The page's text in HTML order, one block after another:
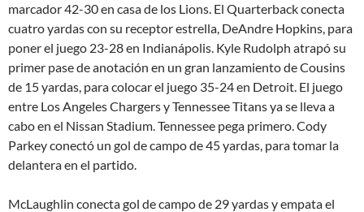
marcador 42-30 en casa de los Lions. El Quarterback conecta
cuatro yardas con su receptor estrella, DeAndre Hopkins, para
poner el juego 23-28 en Indianápolis. Kyle Rudolph atrapó su
primer pase de anotación en un gran lanzamiento de Cousins
de 15 yardas, para colocar el juego 35-24 en Detroit. El juego
entre Los Angeles Chargers y Tennessee Titans ya se lleva a
cabo en el Nissan Stadium. Tennessee pega primero. Cody
Parkey conectó un gol de campo de 45 yardas, para tomar la
delantera en el partido.
McLaughlin conecta gol de campo de 29 yardas y empata el